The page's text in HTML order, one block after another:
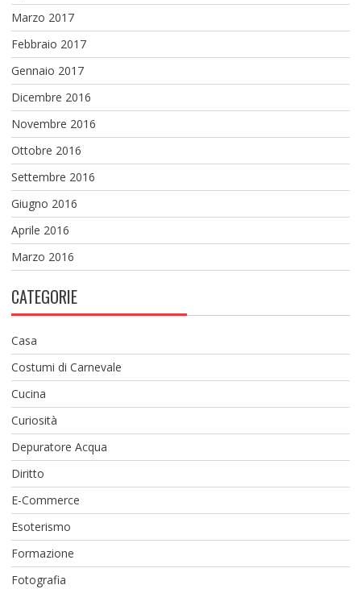
Marzo 2017
Febbraio 2017
Gennaio 2017
Dicembre 2016
Novembre 2016
Ottobre 2016
Settembre 2016
Giugno 2016
Aprile 2016
Marzo 2016
CATEGORIE
Casa
Costumi di Carnevale
Cucina
Curiosità
Depuratore Acqua
Diritto
E-Commerce
Esoterismo
Formazione
Fotografia